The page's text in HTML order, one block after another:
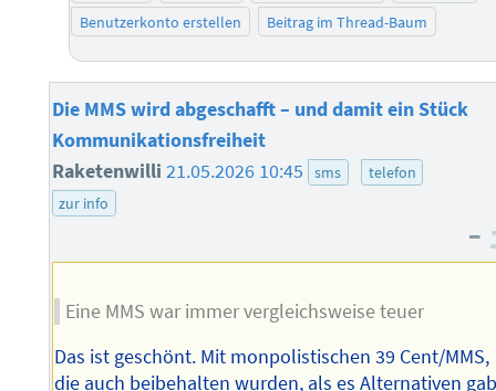
Benutzerkonto erstellen
Beitrag im Thread-Baum
Die MMS wird abgeschafft – und damit ein Stück
Kommunikationsfreiheit
Raketenwilli 21.05.2026 10:45 sms
telefon
zur info
–
Eine MMS war immer vergleichsweise teuer
Das ist geschönt. Mit monpolistischen 39 Cent/MMS,
die auch beibehalten wurden, als es Alternativen